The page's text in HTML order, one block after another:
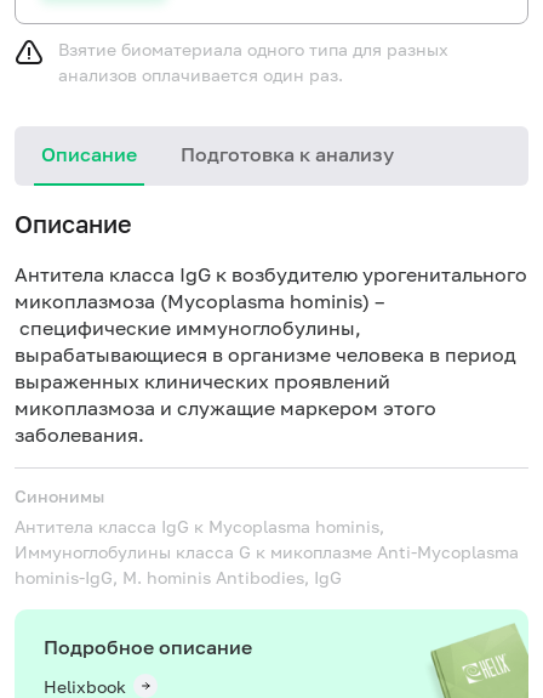
Взятие биоматериала одного типа для разных
анализов оплачивается один раз.
Описание Подготовка к анализу
Описание
Антитела класса IgG к возбудителю урогенитального
микоплазмоза (Mycoplasma hominis) –
специфические иммуноглобулины,
вырабатывающиеся в организме человека в период
выраженных клинических проявлений
микоплазмоза и служащие маркером этого
заболевания.
Синонимы
Антитела класса IgG к Mycoplasma hominis,
Иммуноглобулины класса G к микоплазме Anti-Mycoplasma
hominis-IgG, M. hominis Antibodies, IgG
Подробное описание
Helixbook